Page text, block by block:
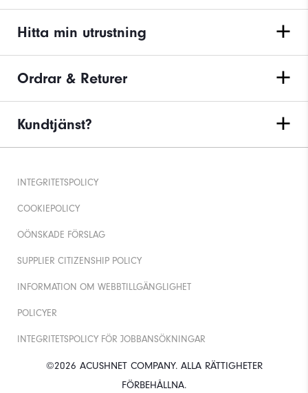
Hitta min utrustning
Ordrar & Returer
Kundtjänst?
©2026 ACUSHNET COMPANY. ALLA RÄTTIGHETER
FÖRBEHÅLLNA.
INTEGRITETSPOLICY
COOKIEPOLICY
OÖNSKADE FÖRSLAG
SUPPLIER CITIZENSHIP POLICY
INFORMATION OM WEBBTILLGÄNGLIGHET
POLICYER
INTEGRITETSPOLICY FÖR JOBBANSÖKNINGAR